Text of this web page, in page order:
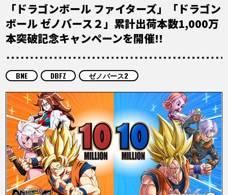
RANKING
MOVIE
COLUMNS
ABOUT
LANGUAGE
JP
EN FR DE ES
「ドラゴンボール ファイターズ」「ドラゴン
ボール ゼノバース２」累計出荷本数1,000万
本突破記念キャンペーンを開催!!
BNE DBFZ ゼノバース2